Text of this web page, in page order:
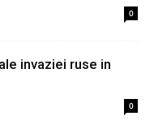
0
invaziei ruse in
0